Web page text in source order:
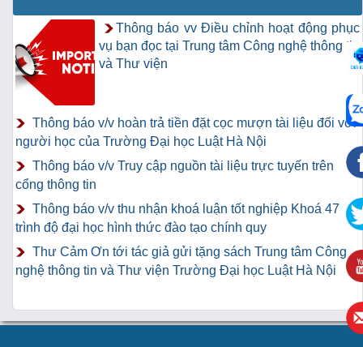
Thông báo vv Điều chỉnh hoạt động phục
vụ bạn đọc tại Trung tâm Công nghệ thông tin
và Thư viện
Thông báo v/v hoàn trả tiền đặt cọc mượn tài liệu đối với
người học của Trường Đại học Luật Hà Nội
Thông báo v/v Truy cập nguồn tài liệu trực tuyến trên
cổng thông tin
Thông báo v/v thu nhận khoá luận tốt nghiệp Khoá 47
trình độ đại học hình thức đào tạo chính quy
Thư Cảm Ơn tới tác giả gửi tặng sách Trung tâm Công
nghệ thông tin và Thư viện Trường Đại học Luật Hà Nội